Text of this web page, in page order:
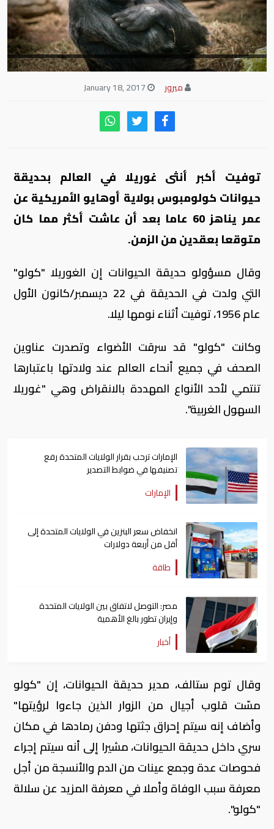
ميرور
توفيت أكبر أنثى غوريلا في العالم بحديقة
حيوانات كولومبوس بولاية أوهايو الأمريكية عن
عمر يناهز 60 عاما بعد أن عاشت أكثر مما كان
متوقعا بعقدين من الزمن.
وقال مسؤولو حديقة الحيوانات إن الغوريلا "كولو"
التي ولدت في الحديقة في 22 ديسمبر/كانون الأول
عام 1956، توفيت أثناء نومها ليلا.
وكانت "كولو" قد سرقت الأضواء وتصدرت عناوين
الصحف في جميع أنحاء العالم عند ولادتها باعتبارها
تنتمي لأحد الأنواع المهددة بالانقراض وهي "غوريلا
السهول الغربية".
الإمارات ترحب بقرار الولايات المتحدة رفع
تصنيفها في ضوابط التصدير
الإمارات
انخفاض سعر البنزين في الولايات المتحدة إلى
أقل من أربعة دولارات
طاقة
مصر: التوصل لاتفاق بين الولايات المتحدة
وإيران تطور بالغ الأهمية
أخبار
وقال توم ستالف، مدير حديقة الحيوانات، إن "كولو
مسّت قلوب أجيال من الزوار الذين جاءوا لرؤيتها"
وأضاف إنه سيتم إحراق جثتها ودفن رمادها في مكان
سري داخل حديقة الحيوانات، مشيرا إلى أنه سيتم إجراء
فحوصات عدة وجمع عينات من الدم والأنسجة من أجل
معرفة سبب الوفاة وأملا في معرفة المزيد عن سلالة
"كولو".